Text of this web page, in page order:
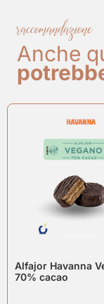
raccomandazione
Anche
Alfajor Havanna
70% cacao